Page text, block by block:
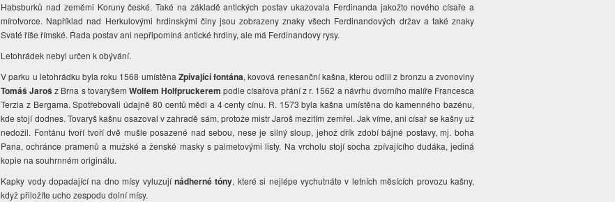
Habsburků nad zeměmi Koruny české. Také na základě antických postav ukazovala Ferdinanda jakožto nového císaře a
mírotvorce. Například nad Herkulovými hrdinskými činy jsou zobrazeny znaky všech Ferdinandových držav a také znaky
Svaté říše římské. Řada postav ani nepřipomíná antické hrdiny, ale má Ferdinandovy rysy.
Letohrádek nebyl určen k obývání.
V parku u letohrádku byla roku 1568 umístěna Zpívající fontána, kovová renesanční kašna, kterou odlil z bronzu a zvonoviny
Tomáš Jaroš z Brna s tovaryšem Wolfem Holfpruckerem podle císařova přání z r. 1562 a návrhu dvorního malíře Francesca
Terzia z Bergama. Spotřebovali údajně 80 centů mědi a 4 centy cínu. R. 1573 byla kašna umístěna do kamenného bazénu,
kde stojí dodnes. Tovaryš kašnu osazoval v zahradě sám, protože mistr Jaroš mezitím zemřel. Jak víme, ani císař se kašny už
nedožil. Fontánu tvoří tvoří dvě mušle posazené nad sebou, nese je silný sloup, jehož dřík zdobí bájné postavy, mj. boha
Pana, ochránce pramenů a mužské a ženské masky s palmetovými listy. Na vrcholu stojí socha zpívajícího dudáka, jediná
kopie na souhrnném originálu.
Kapky vody dopadající na dno mísy vyluzujínádherné tóny, které si nejlépe vychutnáte v letních měsících provozu kašny,
když přiložíte ucho zespodu dolní mísy.